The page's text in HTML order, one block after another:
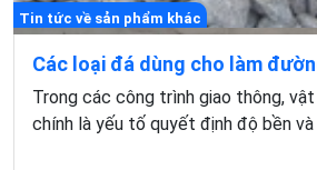
Tin tức về sản phẩm khác
Các loại đá dùng cho làm
Trong các công trình giao thông,
chính là yếu tố quyết định độ bền và